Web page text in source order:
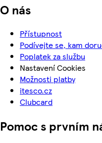
O nás
Přístupnost
Podívejte se, kam
Poplatek za službu
Nastavení Cookies
Možnosti platby
itesco.cz
Clubcard
Pomoc s prvním